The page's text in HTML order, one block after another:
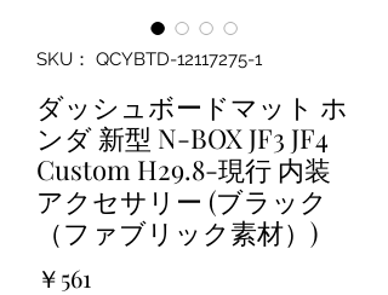
SKU： QCYBTD-12117275-1
ダッシュボードマット ホ
ンダ 新型 N-BOX JF3 JF4
Custom H29.8-現行 内装
アクセサリー (ブラック
（ファブリック素材）)
￥561